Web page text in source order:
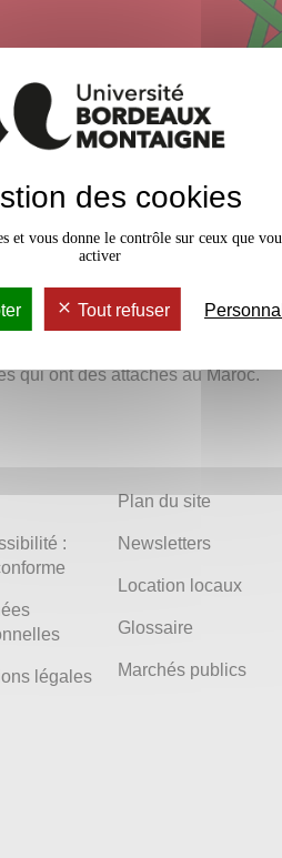
Bordeaux Montaigne
et Marocains dans
de terre survenu dans la
2023.
tout particulièrement aux
, ainsi
qui ont des attaches au Maroc.
:
légales
Plan du site
Newsletters
Location locaux
Glossaire
Marchés publics
des cookies
et vous donne le contrôle sur ceux que
activer
Tout refuser